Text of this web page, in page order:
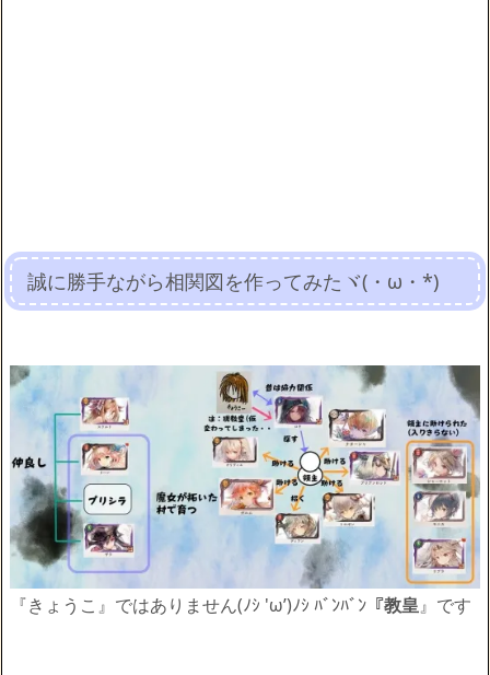
誠に勝手ながら相関図を作ってみたヾ(・ω・*)
『きょうこ』ではありません(ﾉｼ 'ω’)ﾉｼ ﾊﾞﾝﾊﾞﾝ『教皇』です